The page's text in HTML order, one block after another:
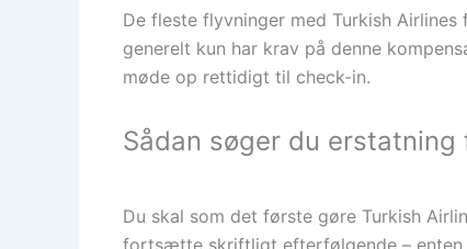
De fleste flyvninger med Turkish
generelt kun har krav på denne
møde op rettidigt til check-in.
Sådan søger du erstatning
Du skal som det første gøre Turkish
fortsætte skriftligt efterfølgende – enten